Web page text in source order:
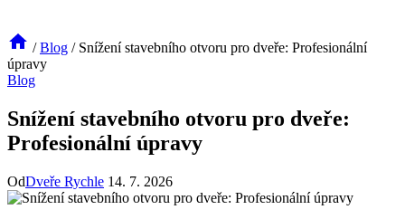
/ Blog / Snížení stavebního otvoru pro dveře: Profesionální
úpravy
Blog
Snížení stavebního otvoru pro dveře:
Profesionální úpravy
OdDveře Rychle 14. 7. 2026